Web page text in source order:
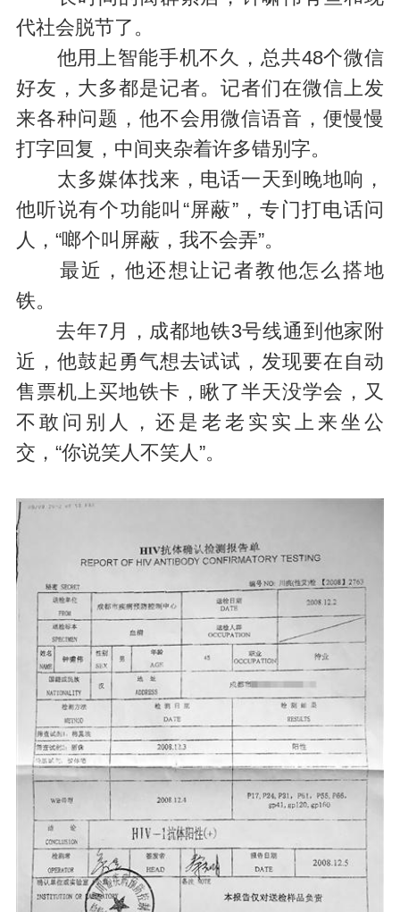
代社会脱节了。
他用上智能手机不久，总共48个微信
好友，大多都是记者。记者们在微信上发
来各种问题，他不会用微信语音，便慢慢
打字回复，中间夹杂着许多错别字。
太多媒体找来，电话一天到晚地响，
他听说有个功能叫“屏蔽”，专门打电话问
人，“啷个叫屏蔽，我不会弄”。
最近，他还想让记者教他怎么搭地
铁。
去年7月，成都地铁3号线通到他家附
近，他鼓起勇气想去试试，发现要在自动
售票机上买地铁卡，瞅了半天没学会，又
不敢问别人，还是老老实实上来坐公
交，“你说笑人不笑人”。